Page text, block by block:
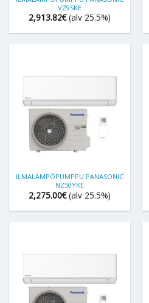
VZ9SKE
2,913.82€ (alv 25.5%)
ILMALÄMPÖPUMPPU PANASONIC
NZ50YKE
2,275.00€ (alv 25.5%)